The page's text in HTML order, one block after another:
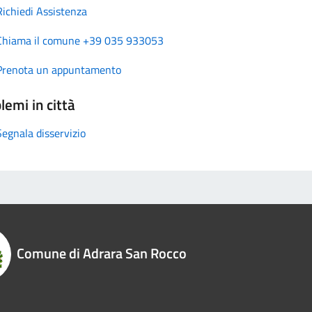
Assistenza
il comune +39 035 933053
un appuntamento
in città
disservizio
Comune di Adrara San Rocco